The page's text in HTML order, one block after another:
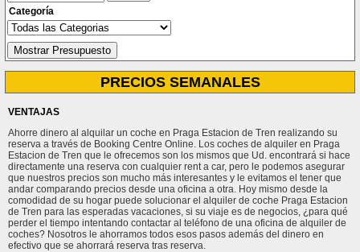
Categoría
PRECIOS SEMANALES
VENTAJAS
Ahorre dinero al alquilar un coche en Praga Estacion de Tren realizando su
reserva a través de Booking Centre Online. Los coches de alquiler en Praga
Estacion de Tren que le ofrecemos son los mismos que Ud. encontrará si hace
directamente una reserva con cualquier rent a car, pero le podemos asegurar
que nuestros precios son mucho más interesantes y le evitamos el tener que
andar comparando precios desde una oficina a otra. Hoy mismo desde la
comodidad de su hogar puede solucionar el alquiler de coche Praga Estacion
de Tren para las esperadas vacaciones, si su viaje es de negocios, ¿para qué
perder el tiempo intentando contactar al teléfono de una oficina de alquiler de
coches? Nosotros le ahorramos todos esos pasos además del dinero en
efectivo que se ahorrará reserva tras reserva.